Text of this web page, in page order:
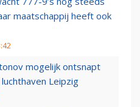
maatschappij heeft ook
mogelijk ontsnapt
Leipzig